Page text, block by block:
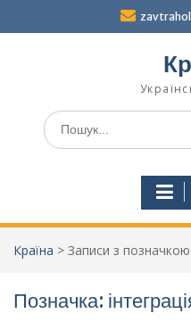
Шукати:
Країна > Записи з позначкою
Позначка: